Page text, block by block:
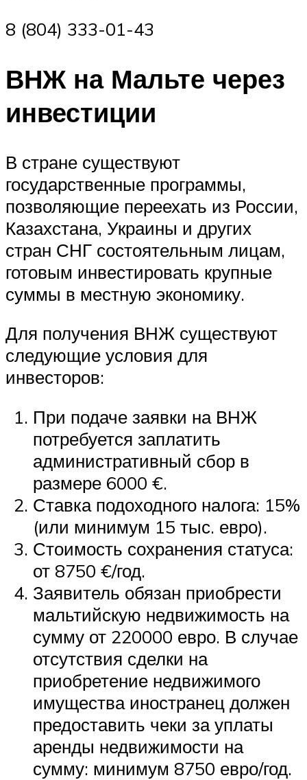
8 (804) 333-01-43
ВНЖ на Мальте через
инвестиции
В стране существуют
государственные программы,
позволяющие переехать из России,
Казахстана, Украины и других
стран СНГ состоятельным лицам,
готовым инвестировать крупные
суммы в местную экономику.
Для получения ВНЖ существуют
следующие условия для
инвесторов:
При подаче заявки на ВНЖ
потребуется заплатить
административный сбор в
размере 6000 €.
Ставка подоходного налога: 15%
(или минимум 15 тыс. евро).
Стоимость сохранения статуса:
от 8750 €/год.
Заявитель обязан приобрести
мальтийскую недвижимость на
сумму от 220000 евро. В случае
отсутствия сделки на
приобретение недвижимого
имущества иностранец должен
предоставить чеки за уплаты
аренды недвижимости на
сумму: минимум 8750 евро/год.